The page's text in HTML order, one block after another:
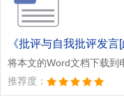
《批评与自我批评发言
将本文的Word文档下载到
推荐度：